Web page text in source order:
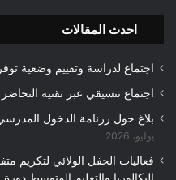
احدث المقالات
اجتماع لدراسة وتقييم وضعية
اجتماع تنسيقي عبر تقنية
بلاغ حول رزنامة الدخول المدرسي
يوليو، 2026
فعاليات الحفل الولائي لتكريم
البكالوريا والتعليم المتوسط دورة